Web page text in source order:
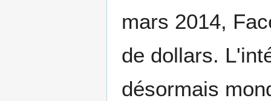
mars 2014,
de dollars.
désormais